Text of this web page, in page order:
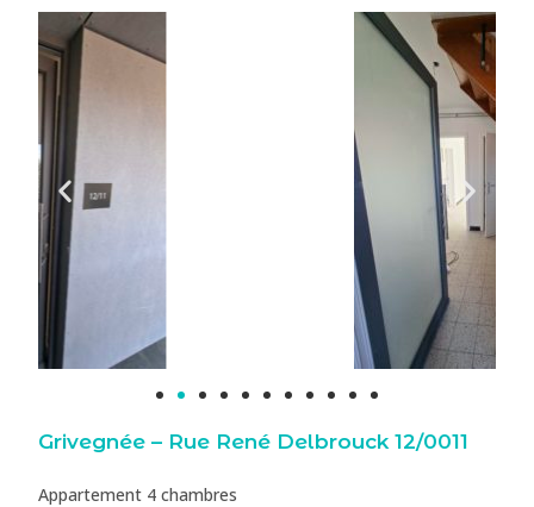
Grivegnée – Rue René Delbrouck 12/0011
Appartement 4 chambres